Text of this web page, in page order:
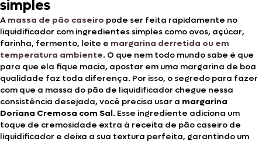
simples
A massa de pão caseiro pode ser feita rapidamente no
liquidificador com ingredientes simples como ovos, açúcar,
farinha, fermento, leite e margarina derretida ou em
temperatura ambiente. O que nem todo mundo sabe é que
para que ela fique macia, apostar em uma margarina de boa
qualidade faz toda diferença. Por isso, o segredo para fazer
com que a massa do pão de liquidificador chegue nessa
consistência desejada, você precisa usar a margarina
Doriana Cremosa com Sal. Esse ingrediente adiciona um
toque de cremosidade extra à receita de pão caseiro de
liquidificador e deixa a sua textura perfeita, garantindo um